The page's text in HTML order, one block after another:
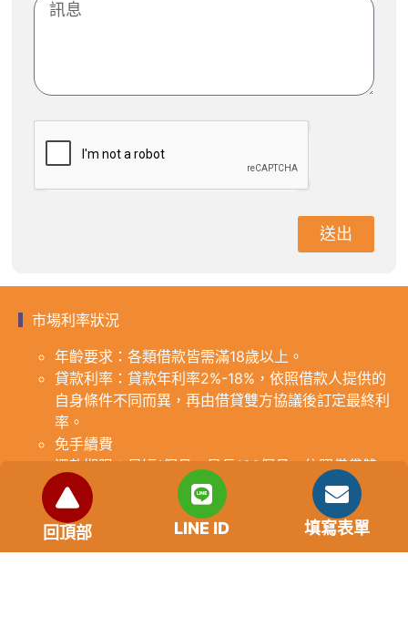
送出
市場利率狀況
年齡要求：各類借款皆需滿18歲以上。
貸款利率：貸款年利率2%-18%，依照借款人提供的
自身條件不同而異，再由借貸雙方協議後訂定最終利
率。
免手續費
還款期限：最短1個月，最長180個月，依照借貸雙
方協議而訂。
範例試算：小明急需現金10萬元，經多方比較利率
後選定金主，雙方簽定於36個月內須還清借款，年
利率12%計算，每月利息1000元，無須手續費。
回頂部 LINE ID 填寫表單